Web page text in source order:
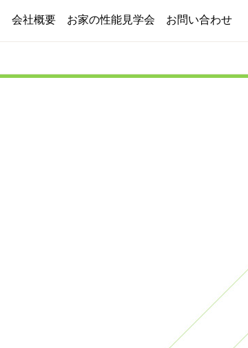
会社概要 お家の性能見学会 お問い合わせ